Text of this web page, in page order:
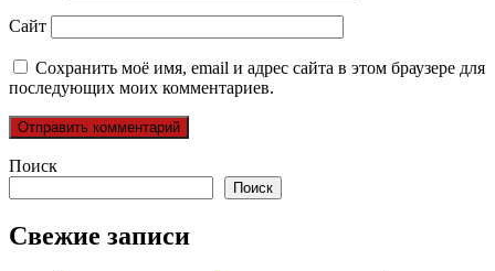
Сайт
Сохранить моё имя, email и адрес сайта в этом браузере для
последующих моих комментариев.
Поиск
Поиск
Свежие записи